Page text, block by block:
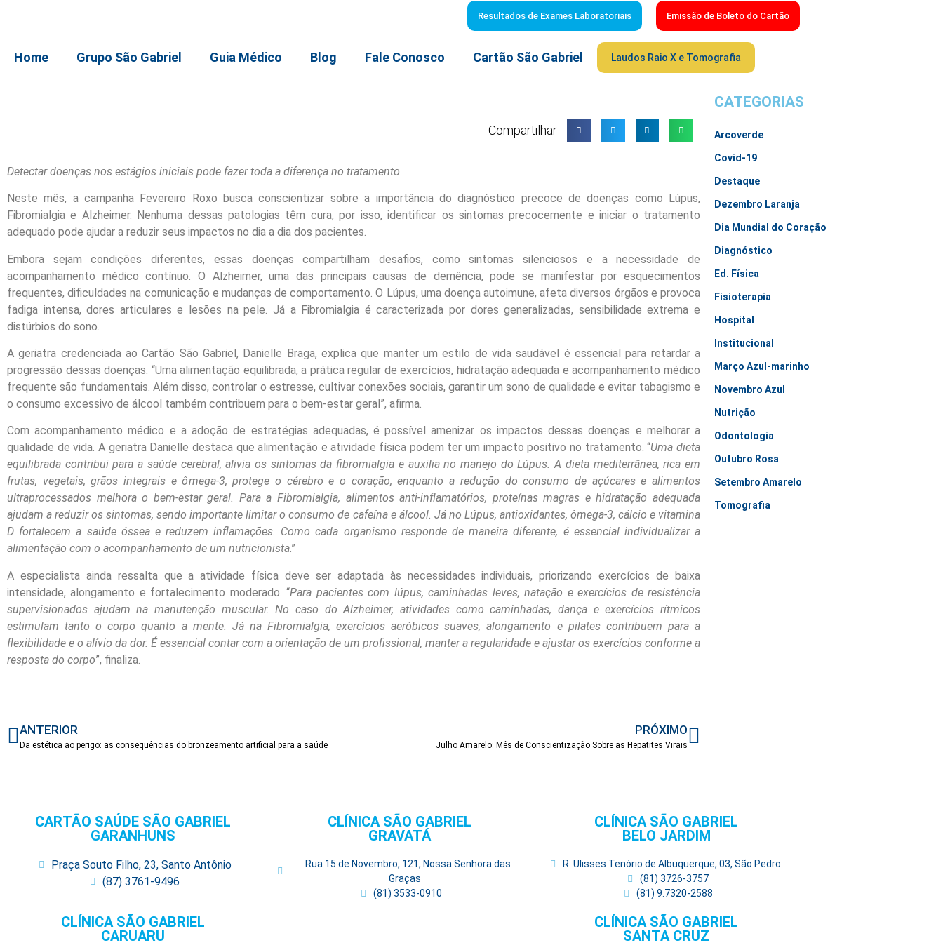
Resultados de Exames Laboratoriais Emissão de Boleto do Cartão
Home Grupo São Gabriel Guia Médico Blog Fale Conosco Cartão São Gabriel Laudos Raio X e Tomografia
Compartilhar
Detectar doenças nos estágios iniciais pode fazer toda a diferença no tratamento
Neste mês, a campanha Fevereiro Roxo busca conscientizar sobre a importância do diagnóstico precoce de doenças como Lúpus,
Fibromialgia e Alzheimer. Nenhuma dessas patologias têm cura, por isso, identificar os sintomas precocemente e iniciar o tratamento
adequado pode ajudar a reduzir seus impactos no dia a dia dos pacientes.
Embora sejam condições diferentes, essas doenças compartilham desafios, como sintomas silenciosos e a necessidade de
acompanhamento médico contínuo. O Alzheimer, uma das principais causas de demência, pode se manifestar por esquecimentos
frequentes, dificuldades na comunicação e mudanças de comportamento. O Lúpus, uma doença autoimune, afeta diversos órgãos e provoca
fadiga intensa, dores articulares e lesões na pele. Já a Fibromialgia é caracterizada por dores generalizadas, sensibilidade extrema e
distúrbios do sono.
A geriatra credenciada ao Cartão São Gabriel, Danielle Braga, explica que manter um estilo de vida saudável é essencial para retardar a
progressão dessas doenças. “Uma alimentação equilibrada, a prática regular de exercícios, hidratação adequada e acompanhamento médico
frequente são fundamentais. Além disso, controlar o estresse, cultivar conexões sociais, garantir um sono de qualidade e evitar tabagismo e
o consumo excessivo de álcool também contribuem para o bem-estar geral”, afirma.
Com acompanhamento médico e a adoção de estratégias adequadas, é possível amenizar os impactos dessas doenças e melhorar a
qualidade de vida. A geriatra Danielle destaca que alimentação e atividade física podem ter um impacto positivo no tratamento. “Uma dieta
equilibrada contribui para a saúde cerebral, alivia os sintomas da fibromialgia e auxilia no manejo do Lúpus. A dieta mediterrânea, rica em
frutas, vegetais, grãos integrais e ômega-3, protege o cérebro e o coração, enquanto a redução do consumo de açúcares e alimentos
ultraprocessados melhora o bem-estar geral. Para a Fibromialgia, alimentos anti-inflamatórios, proteínas magras e hidratação adequada
ajudam a reduzir os sintomas, sendo importante limitar o consumo de cafeína e álcool. Já no Lúpus, antioxidantes, ômega-3, cálcio e vitamina
D fortalecem a saúde óssea e reduzem inflamações. Como cada organismo responde de maneira diferente, é essencial individualizar a
alimentação com o acompanhamento de um nutricionista.”
A especialista ainda ressalta que a atividade física deve ser adaptada às necessidades individuais, priorizando exercícios de baixa
intensidade, alongamento e fortalecimento moderado. “Para pacientes com lúpus, caminhadas leves, natação e exercícios de resistência
supervisionados ajudam na manutenção muscular. No caso do Alzheimer, atividades como caminhadas, dança e exercícios rítmicos
estimulam tanto o corpo quanto a mente. Já na Fibromialgia, exercícios aeróbicos suaves, alongamento e pilates contribuem para a
flexibilidade e o alívio da dor. É essencial contar com a orientação de um profissional, manter a regularidade e ajustar os exercícios conforme a
resposta do corpo”, finaliza.
ANTERIOR
Da estética ao perigo: as consequências do bronzeamento artificial para a saúde
PRÓXIMO
Julho Amarelo: Mês de Conscientização Sobre as Hepatites Virais
CATEGORIAS
Arcoverde
Covid-19
Destaque
Dezembro Laranja
Dia Mundial do Coração
Diagnóstico
Ed. Física
Fisioterapia
Hospital
Institucional
Março Azul-marinho
Novembro Azul
Nutrição
Odontologia
Outubro Rosa
Setembro Amarelo
Tomografia
CARTÃO SAÚDE SÃO GABRIEL
GARANHUNS
Praça Souto Filho, 23, Santo Antônio
(87) 3761-9496
CLÍNICA SÃO GABRIEL
GRAVATÁ
Rua 15 de Novembro, 121, Nossa Senhora das
Graças
(81) 3533-0910
CLÍNICA SÃO GABRIEL
BELO JARDIM
R. Ulisses Tenório de Albuquerque, 03, São Pedro
(81) 3726-3757
(81) 9.7320-2588
CLÍNICA SÃO GABRIEL
CARUARU
CLÍNICA SÃO GABRIEL
SANTA CRUZ